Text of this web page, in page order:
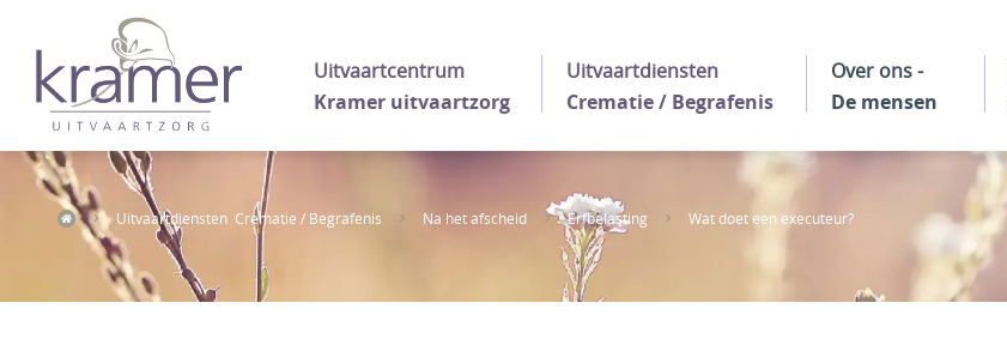
Uitvaartcentrum
Kramer uitvaartzorg
Uitvaartdiensten
Crematie / Begrafenis
Over ons -
De mensen
Uitvaartdiensten Crematie / Begrafenis Na het afscheid Erfbelasting Wat doet een executeur?